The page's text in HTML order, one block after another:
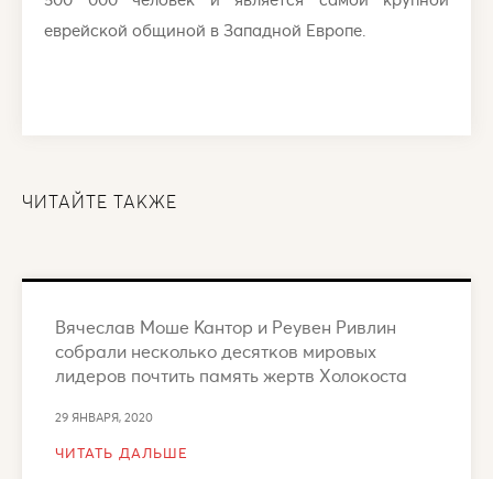
еврейской общиной в Западной Европе.
ЧИТАЙТЕ ТАКЖЕ
Вячеслав Моше Кантор и Реувен Ривлин
собрали несколько десятков мировых
лидеров почтить память жертв Холокоста
29 ЯНВАРЯ, 2020
ЧИТАТЬ ДАЛЬШЕ